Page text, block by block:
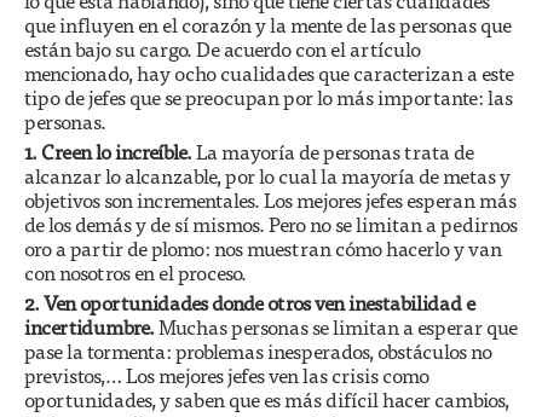
que influyen en el corazón y la mente de las personas que
están bajo su cargo. De acuerdo con el artículo
mencionado, hay ocho cualidades que caracterizan a este
tipo de jefes que se preocupan por lo más importante: las
personas.
1. Creen lo increíble.La mayoría de personas trata de
alcanzar lo alcanzable, por lo cual la mayoría de metas y
objetivos son incrementales. Los mejores jefes esperan más
de los demás y de sí mismos. Pero no se limitan a pedirnos
oro a partir de plomo: nos muestran cómo hacerlo y van
con nosotros en el proceso.
2. Ven oportunidades donde otros ven inestabilidad e
incertidumbre.Muchas personas se limitan a esperar que
pase la tormenta: problemas inesperados, obstáculos no
previstos,… Los mejores jefes ven las crisis como
oportunidades, y saben que es más difícil hacer cambios,